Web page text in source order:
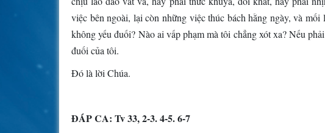
việc bên ngoài, lại còn những việc thúc bách hằng ngày, và
không yếu đuối? Nào ai vấp phạm mà tôi chẳng xót xa? Nếu
đuối của tôi.
Ðó là lời Chúa.
ÐÁP CA: Tv 33, 2-3. 4-5. 6-7